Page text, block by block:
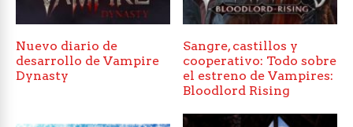
Nuevo diario de
desarrollo de Vampire
Dynasty
Sangre, castillos y
cooperativo: Todo sobre
el estreno de Vampires:
Bloodlord Rising